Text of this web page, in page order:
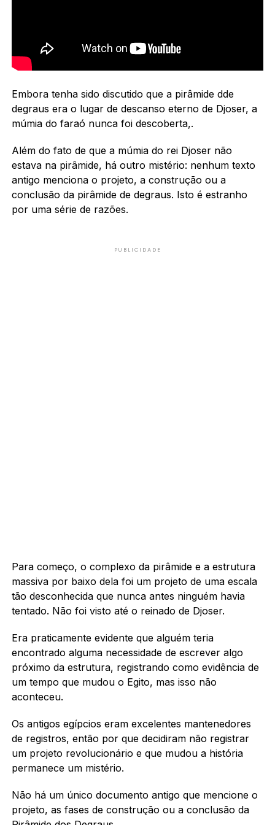
Embora tenha sido discutido que a pirâmide dde
degraus era o lugar de descanso eterno de Djoser, a
múmia do faraó nunca foi descoberta,.
Além do fato de que a múmia do rei Djoser não
estava na pirâmide, há outro mistério: nenhum texto
antigo menciona o projeto, a construção ou a
conclusão da pirâmide de degraus. Isto é estranho
por uma série de razões.
PUBLICIDADE
Para começo, o complexo da pirâmide e a estrutura
massiva por baixo dela foi um projeto de uma escala
tão desconhecida que nunca antes ninguém havia
tentado. Não foi visto até o reinado de Djoser.
Era praticamente evidente que alguém teria
encontrado alguma necessidade de escrever algo
próximo da estrutura, registrando como evidência de
um tempo que mudou o Egito, mas isso não
aconteceu.
Os antigos egípcios eram excelentes mantenedores
de registros, então por que decidiram não registrar
um projeto revolucionário e que mudou a história
permanece um mistério.
Não há um único documento antigo que mencione o
projeto, as fases de construção ou a conclusão da